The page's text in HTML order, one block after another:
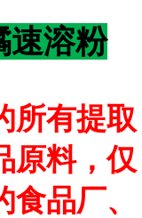
速溶粉
所有提取
原料，仅
品厂、